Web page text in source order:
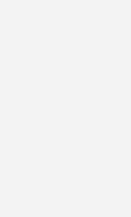
für die
Vorgaben für die Planung
sondern stellt auch ein
Durch eine
den
Wärmepumpensysteme
statt.